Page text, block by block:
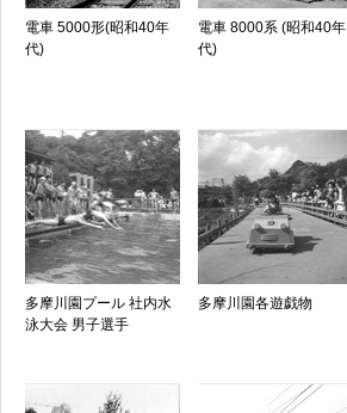
電車 5000形(昭和40年
代)
電車 8000系 (昭和40年
代)
多摩川園プール 社内水
泳大会 男子選手
多摩川園各遊戯物